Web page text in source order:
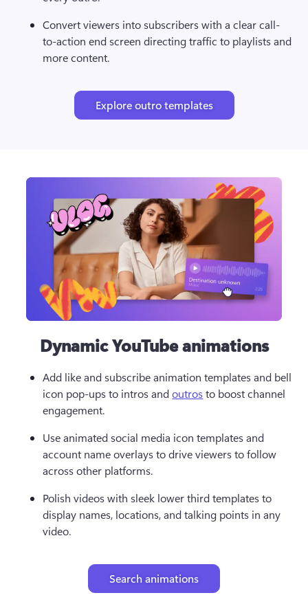
Convert viewers into subscribers with a clear call-
to-action end screen directing traffic to playlists and
more content.
Explore outro templates
Dynamic YouTube animations
Add like and subscribe animation templates and bell
icon pop-ups to intros and outros to boost channel
engagement.
Use animated social media icon templates and
account name overlays to drive viewers to follow
across other platforms.
Polish videos with sleek lower third templates to
display names, locations, and talking points in any
video.
Search animations